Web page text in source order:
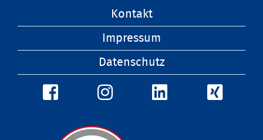
Kontakt
Impressum
Datenschutz